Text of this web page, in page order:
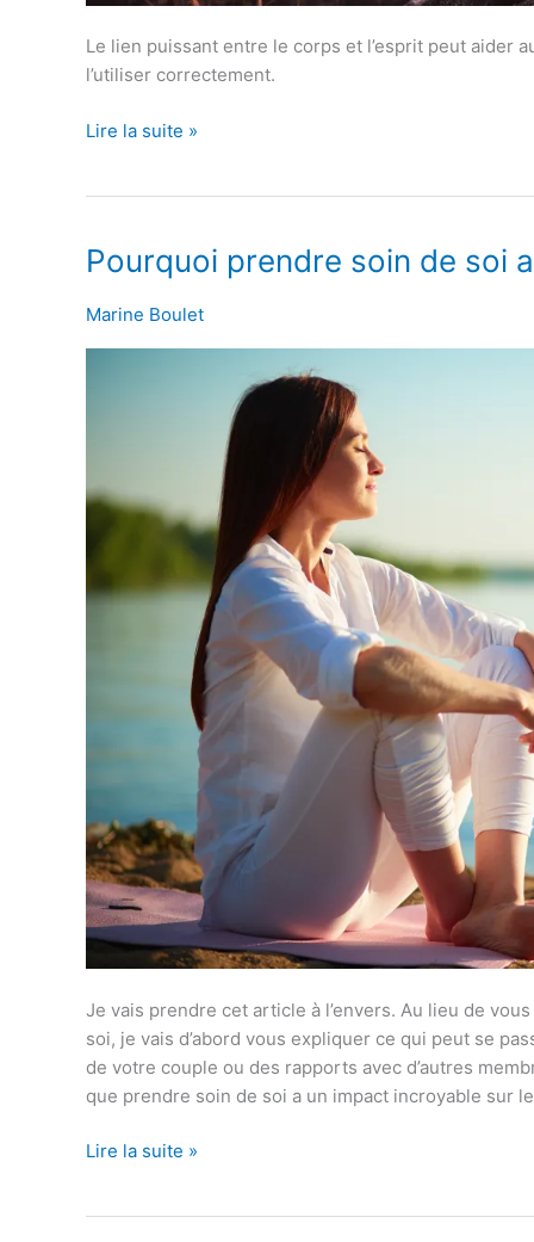
Le lien puissant entre le corps et l’esprit peut aider
l’utiliser correctement.
Lire la suite »
Pourquoi prendre soin de soi
Marine Boulet
Je vais prendre cet article à l’envers. Au lieu de
soi, je vais d’abord vous expliquer ce qui peut se
de votre couple ou des rapports avec d’autres
que prendre soin de soi a un impact incroyable sur
Pourquoi
soin
important?
Lire la suite »